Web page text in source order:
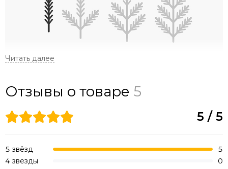
Форма и структура веток:
Прямые одинарные ветки.
Длинные и густые пушистые иголочки.
Отзывы о товаре 5
5 / 5
5 звёзд
5
4 звезды
0